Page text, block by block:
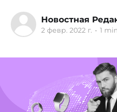
Новостная
2 февр. 2022 г. • 1